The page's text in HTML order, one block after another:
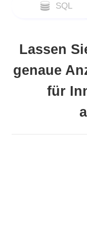
SQL
Lassen
genaue
für